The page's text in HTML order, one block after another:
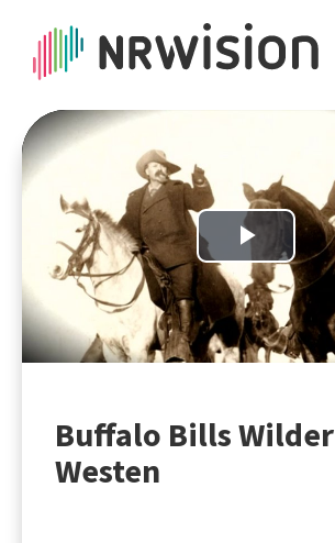
Play
Video
Buffalo Bills Wilder
Westen